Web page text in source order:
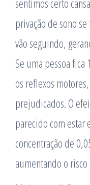
privação de sono
vão seguindo,
Se uma pessoa
os reflexos
prejudicados. O
parecido com
concentração de
aumentando o